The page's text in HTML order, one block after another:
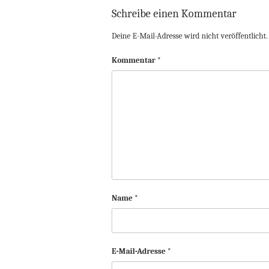
Schreibe einen Kommentar
Deine E-Mail-Adresse wird nicht veröffentlicht.
Kommentar *
Name *
E-Mail-Adresse *